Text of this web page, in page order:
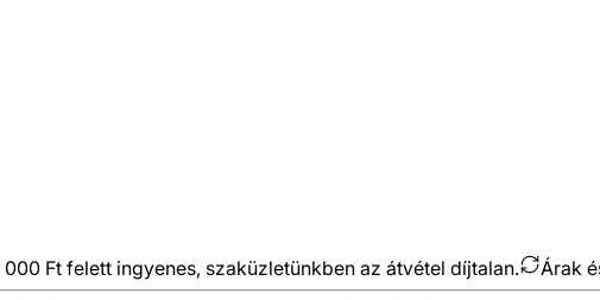
000 Ft felett ingyenes, szaküzletünkben az átvétel díjtalan. Árak